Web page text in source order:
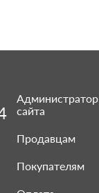
Администратор
сайта
Продавцам
Покупателям